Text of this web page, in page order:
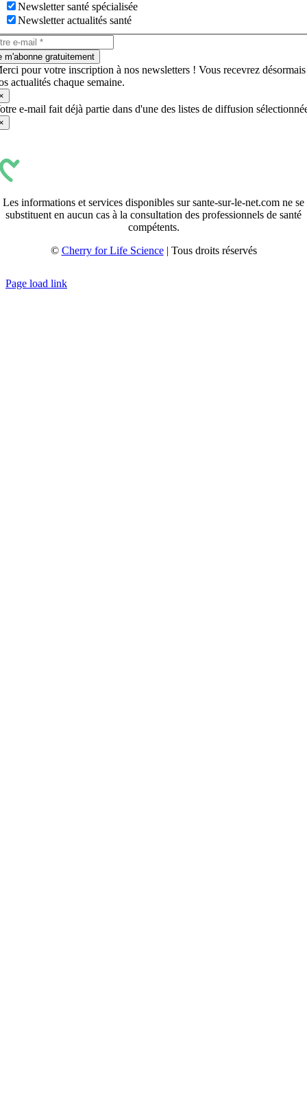
Newsletter santé spécialisée
Newsletter actualités santé
m'abonne gratuitement
pour votre inscription à nos newsletters ! Vous recevrez désormais
actualités chaque semaine.
e-mail fait déjà partie dans d'une des listes de diffusion
Les informations et services disponibles sur sante-sur-le-net.com ne se
substituent en aucun cas à la consultation des professionnels de santé
compétents.
© Cherry for Life Science| Tous droits réservés
Page load link